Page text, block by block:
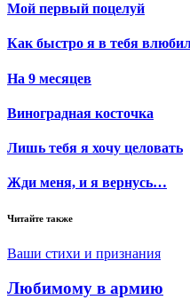
Мой первый поцелуй
Как быстро я в тебя
На 9 месяцев
Виноградная косточка
Лишь тебя я хочу целовать
Жди меня, и я вернусь…
Читайте также
Ваши стихи и признания
Любимому в армию